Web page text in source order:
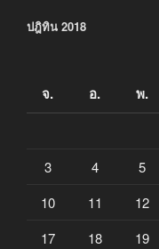
ปฎิทิน 2018
จ. อ. พ.
3
4 5
10
11 12
17
18 19